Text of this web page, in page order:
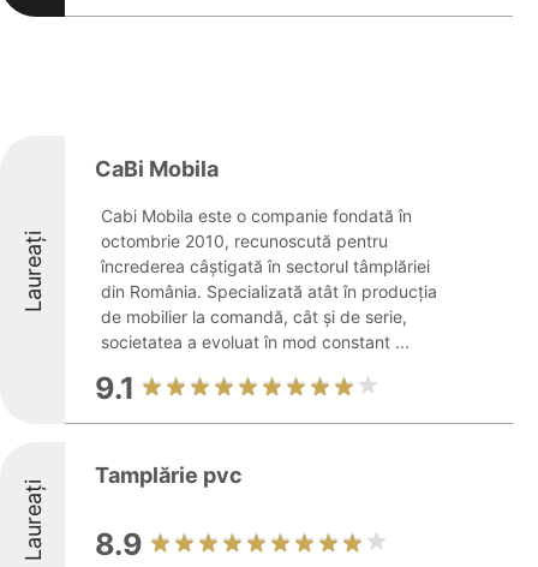
Laureați
CaBi Mobila
Cabi Mobila este o companie fondată în
octombrie 2010, recunoscută pentru
încrederea câștigată în sectorul tâmplăriei
din România. Specializată atât în producția
de mobilier la comandă, cât și de serie,
societatea a evoluat în mod constant ...
9.1
Laureați
Tamplărie pvc
8.9